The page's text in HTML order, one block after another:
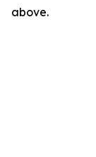
above.